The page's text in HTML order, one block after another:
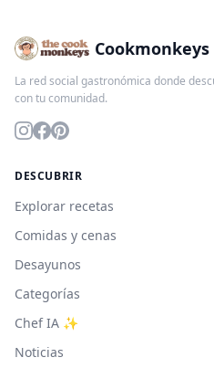
Cookmonkeys
La red social gastronómica donde
con tu comunidad.
DESCUBRIR
Explorar recetas
Comidas y cenas
Desayunos
Categorías
Chef IA ✨
Noticias